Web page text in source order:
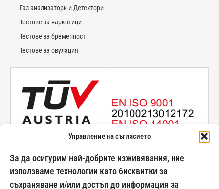
Управление на съгласието
За да осигурим най-добрите изживявания, ние
използваме технологии като бисквитки за
съхраняване и/или достъп до информация за
Газ анализатори и Детектори
Тестове за наркотици
Тестове за бременност
Тестове за овулация